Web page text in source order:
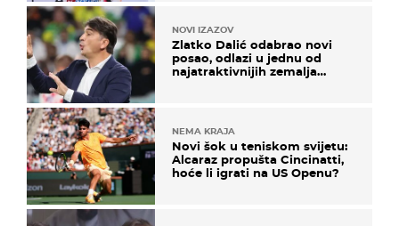
NOVI IZAZOV
Zlatko Dalić odabrao novi
posao, odlazi u jednu od
najatraktivnijih zemalja
NEMA KRAJA
Novi šok u teniskom svijetu:
Alcaraz propušta Cincinatti,
hoće li igrati na US Openu?